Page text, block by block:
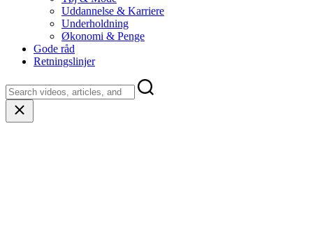
Uddannelse & Karriere
Underholdning
Økonomi & Penge
Gode råd
Retningslinjer
Close
search